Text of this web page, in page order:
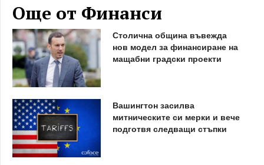
Още от Финанси
Столична община въвежда
нов модел за финансиране на
мащабни градски проекти
Вашингтон засилва
митническите си мерки и вече
подготвя следващи стъпки